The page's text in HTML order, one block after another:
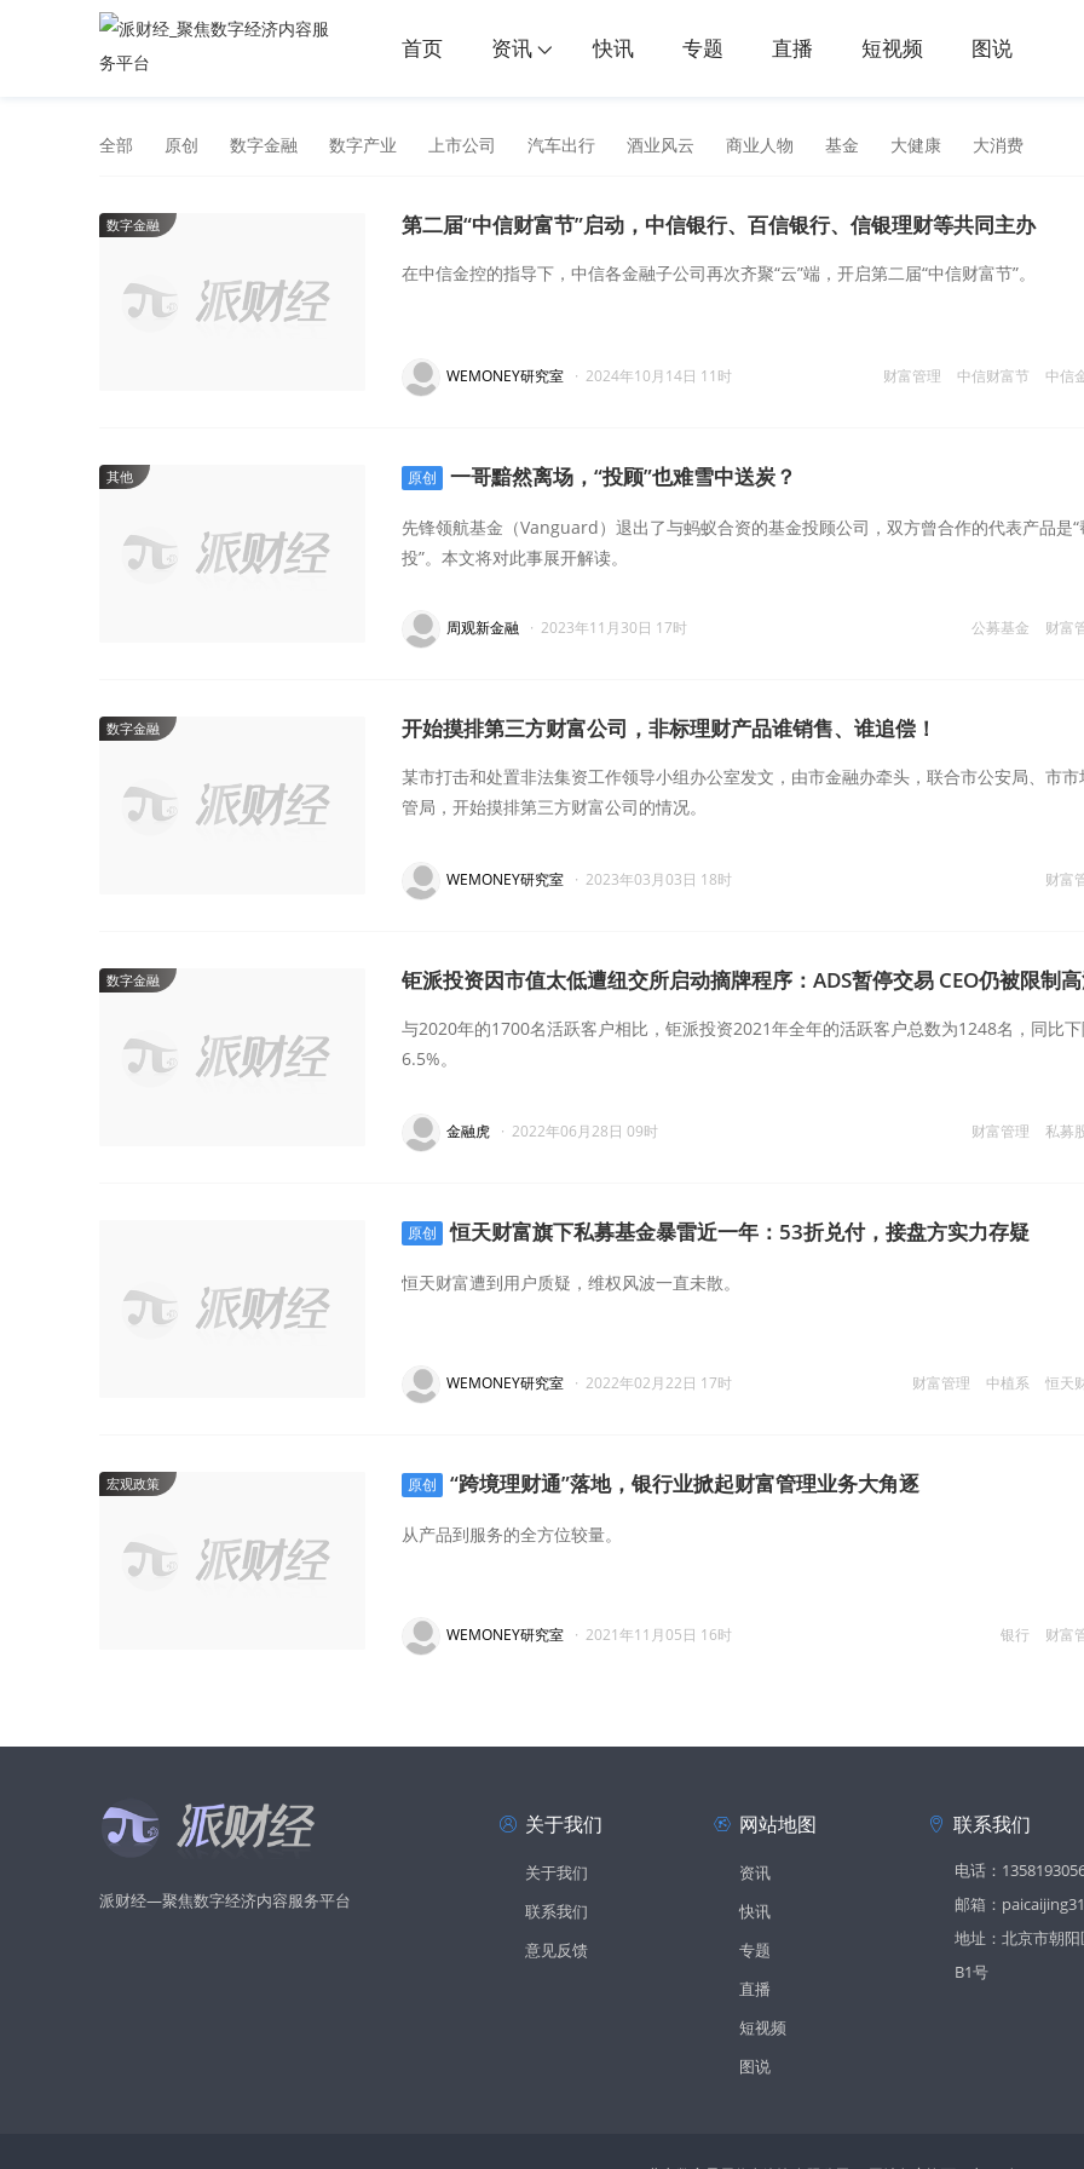
首页 资讯 快讯 专题 直播 短视频 图说
全部 原创 数字金融 数字产业 上市公司 汽车出行 酒业风云 商业人物 基金 大健康 大消费
数字金融 第二届“中信财富节”启动，中信银行、百信银行、信银理财等共同主办
在中信金控的指导下，中信各金融子公司再次齐聚“云”端，开启第二届“中信财富节”。
财富管理 中信财富节 中信
WEMONEY研究室 · 2024年10月14日 11时
其他 原创 一哥黯然离场，“投顾”也难雪中送炭？
先锋领航基金（Vanguard）退出了与蚂蚁合资的基金投顾公司，双方曾合作的代表产品是“
投”。本文将对此事展开解读。
公募基金 财富
周观新金融 · 2023年11月30日 17时
数字金融 开始摸排第三方财富公司，非标理财产品谁销售、谁追偿！
某市打击和处置非法集资工作领导小组办公室发文，由市金融办牵头，联合市公安局、市市
管局，开始摸排第三方财富公司的情况。
财富
WEMONEY研究室 · 2023年03月03日 18时
数字金融 钜派投资因市值太低遭纽交所启动摘牌程序：ADS暂停交易 CEO仍被限制
与2020年的1700名活跃客户相比，钜派投资2021年全年的活跃客户总数为1248名，同比
6.5%。
财富管理 私募
金融虎 · 2022年06月28日 09时
原创 恒天财富旗下私募基金暴雷近一年：53折兑付，接盘方实力存疑
恒天财富遭到用户质疑，维权风波一直未散。
财富管理 中植系 恒天
WEMONEY研究室 · 2022年02月22日 17时
宏观政策 原创 “跨境理财通”落地，银行业掀起财富管理业务大角逐
从产品到服务的全方位较量。
银行 财富
WEMONEY研究室 · 2021年11月05日 16时
派财经—聚焦数字经济内容服务平台
关于我们
关于我们
联系我们
意见反馈
网站地图
资讯
快讯
专题
直播
短视频
图说
联系我们
电话：
邮箱：
地址：北京市朝
B1号